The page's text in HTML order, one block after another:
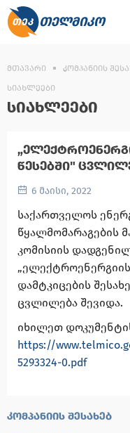
ᲗᲔᲚᲛᲘᲙᲝ
ᲛᲗᲐᲕᲐᲠᲘ ᲙᲝᲛᲞᲐᲜᲘᲘᲡ
ᲡᲘᲐᲮᲚᲔᲔᲑᲘ
ᲡᲘᲐᲮᲚᲔᲔᲑᲘ
ᲙᲝᲛᲞᲐᲜᲘᲘᲡ ᲨᲔᲡᲐᲮᲔᲑ
ᲬᲔᲡᲔᲑᲨᲘ"
6 მაისი, 2022
საქართველოს
წყალმომარაგების
კომისიის
დამტკიცების
ცვლილება შევიდა.
იხილეთ
https://
5293324-0.pdf